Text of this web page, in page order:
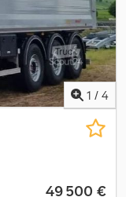
1 / 4
49 500 €